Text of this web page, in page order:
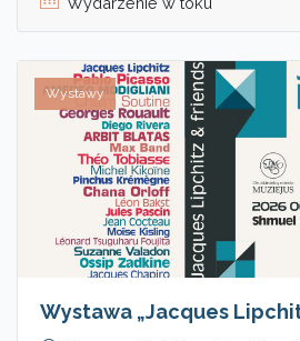
Wystawy
Wystawa „Jacques